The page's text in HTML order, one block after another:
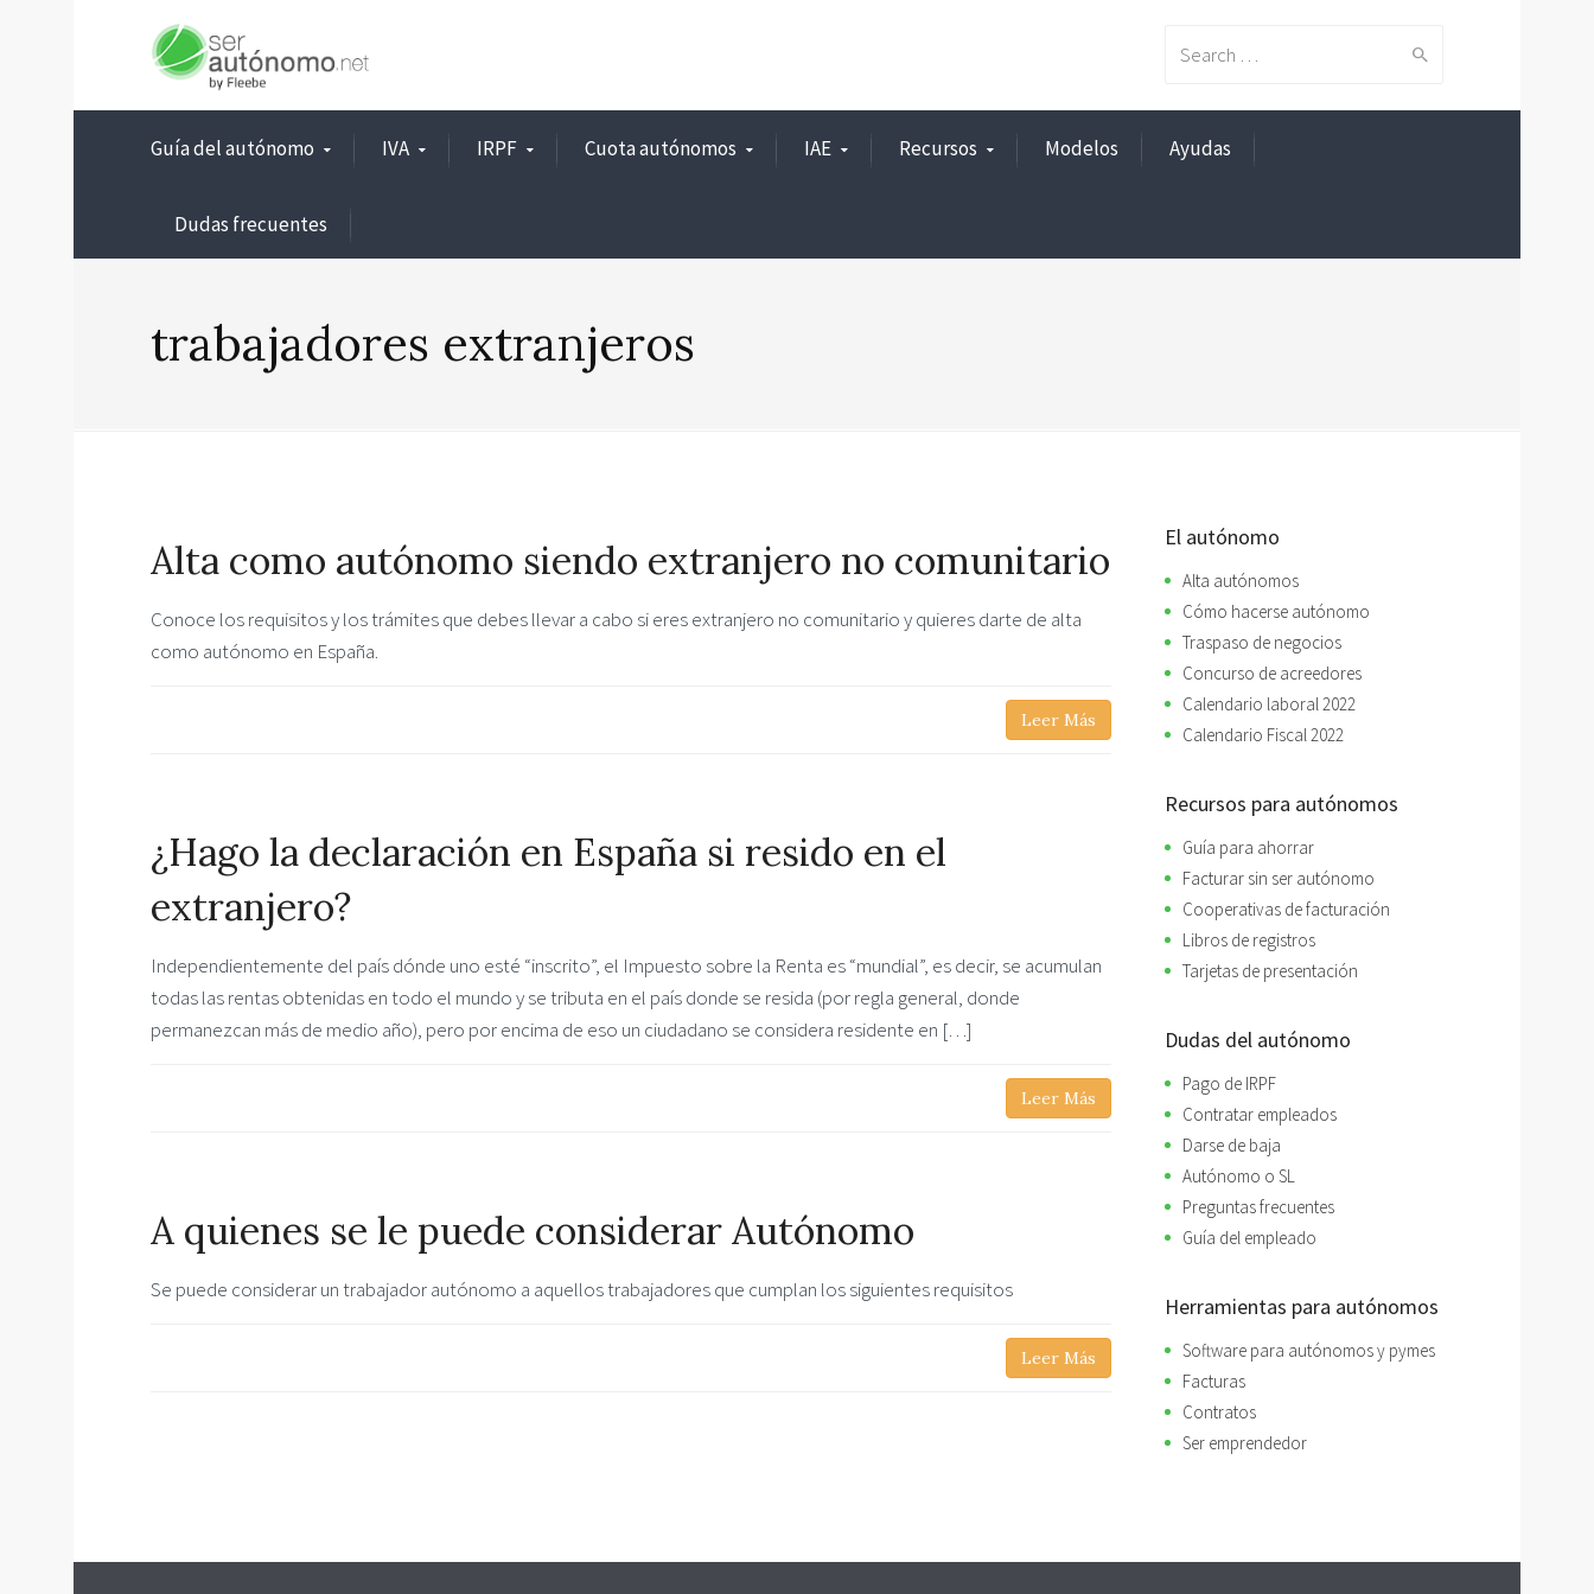
for:
Guía del autónomo IVA IRPF Cuota autónomos IAE Recursos Modelos Ayudas
Dudas frecuentes
trabajadores extranjeros
Alta como autónomo siendo extranjero no comunitario
Conoce los requisitos y los trámites que debes llevar a cabo si eres extranjero no comunitario y quieres darte de alta
como autónomo en España.
Leer Más
¿Hago la declaración en España si resido en el
extranjero?
Independientemente del país dónde uno esté “inscrito”, el Impuesto sobre la Renta es “mundial”, es decir, se acumulan
todas las rentas obtenidas en todo el mundo y se tributa en el país donde se resida (por regla general, donde
permanezcan más de medio año), pero por encima de eso un ciudadano se considera residente en […]
Leer Más
A quienes se le puede considerar Autónomo
Se puede considerar un trabajador autónomo a aquellos trabajadores que cumplan los siguientes requisitos
Leer Más
El autónomo
Alta autónomos
Cómo hacerse autónomo
Traspaso de negocios
Concurso de acreedores
Calendario laboral 2022
Calendario Fiscal 2022
Recursos para autónomos
Guía para ahorrar
Facturar sin ser autónomo
Cooperativas de facturación
Libros de registros
Tarjetas de presentación
Dudas del autónomo
Pago de IRPF
Contratar empleados
Darse de baja
Autónomo o SL
Preguntas frecuentes
Guía del empleado
Herramientas para autónomos
Software para autónomos y pymes
Facturas
Contratos
Ser emprendedor